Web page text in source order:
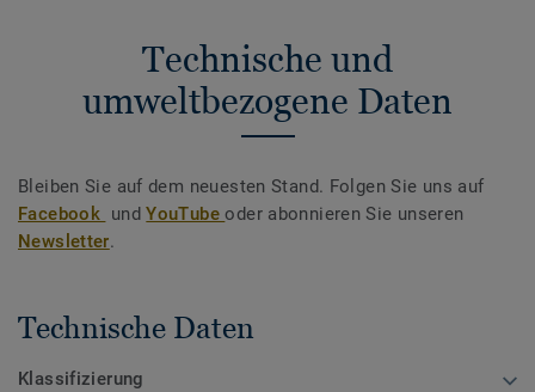
Technische und
umweltbezogene Daten
Bleiben Sie auf dem neuesten Stand. Folgen Sie uns auf
Facebook undYouTubeoder abonnieren Sie unseren
Newsletter.
Technische Daten
Klassifizierung